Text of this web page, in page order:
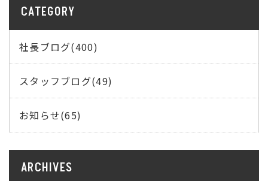
CATEGORY
社長ブログ(400)
スタッフブログ(49)
お知らせ(65)
ARCHIVES